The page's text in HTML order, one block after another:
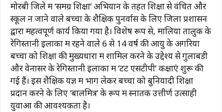
मोरबी जिले में ‘समग्र शिक्षा’ अभियान के तहत शिक्षा से वंचित और
स्कूल न जाने वाले बच्चों के शैक्षिक पुनर्वास के लिए जिला प्रशासन
द्वारा महत्वपूर्ण कार्य किया गया है। विशेष रूप से, मालिया तालुक के
रेगिस्तानी इलाकों में रहने वाले 6 से 14 वर्ष की आयु के अगरिया
बच्चों को शिक्षा की मुख्यधारा में शामिल करने के उद्देश्य से गुलाबडी
और वेनासर के रेगिस्तानी इलाकों में ‘टेंट एसटीपी’ कक्षाएं शुरू की
गई हैं। इस शैक्षिक यज्ञ में भाग लेकर बच्चों को बुनियादी शिक्षा
प्रदान करने के लिए ‘बालमित्र’ के रूप में स्नातक उत्तीर्ण उत्साही
युवाओं की आवश्यकता है।